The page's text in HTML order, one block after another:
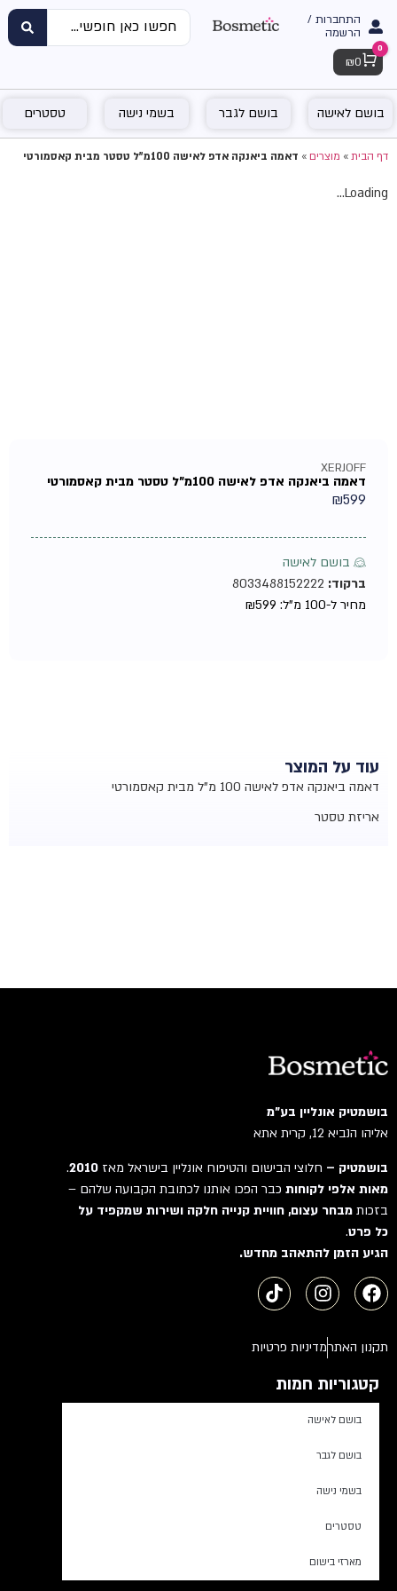
התחברות /
הרשמה
Cart
0
₪ 0
בושם לאישה בושם לגבר בשמי נישה טסטרים
דף הבית»מוצרים»דאמה ביאנקה אדפ לאישה 100מ"ל טסטר מבית קאסמורטי
Loading...
XERJOFF
דאמה ביאנקה אדפ לאישה 100מ"ל טסטר מבית קאסמורטי
₪599
♀ בושם לאישה
ברקוד:8033488152222
מחיר ל-100 מ"ל:
₪599
עוד על המוצר
דאמה ביאנקה אדפ לאישה 100 מ"ל מבית קאסמורטי
אריזת טסטר
בושמטיק אונליין בע"מ
אליהו הנביא 12, קרית אתא
בושמטיק –חלוצי הבישום והטיפוח אונליין בישראל מאז2010
.
מאות אלפי לקוחותכבר הפכו אותנו לכתובת הקבועה שלהם –
בזכותמבחר עצום, חוויית קנייה חלקה ושירות שמקפיד על
כל פרט.
הגיע הזמן להתאהב מחדש.
תקנון האתרמדיניות פרטיות
קטגוריות חמות
בושם לאישה
בושם לגבר
בשמי נישה
טסטרים
מארזי בישום